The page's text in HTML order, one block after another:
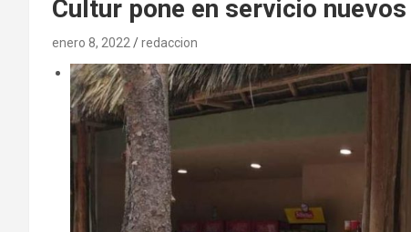
Cultur pone en servicio
enero 8, 2022 redaccion